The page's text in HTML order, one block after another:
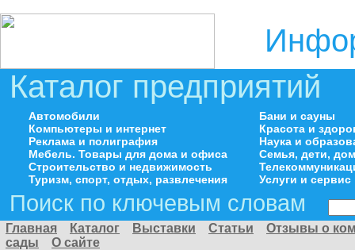
Каталог предприятий
Автомобили
Компьютеры и интернет
Реклама и полиграфия
Мебель. Товары для дома и офиса
Строительство и недвижимость
Туризм, спорт, отдых, развлечения
Бани и сауны
Красота и
Наука и
Семья, дети,
Услуги и сервис
Поиск по ключевым словам
Главная Каталог Выставки Статьи
Отзывы о
сады
О сайте